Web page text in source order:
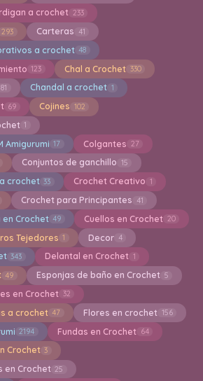
a crochet 233
293 Carteras 41
a crochet 48
123 Chal a Crochet 330
81 Chandal a crochet 1
69 Cojines 102
1
Amigurumi 17 Colgantes 27
Conjuntos de ganchillo 15
crochet 33 Crochet Creativo 1
Crochet para Principantes 41
en Crochet 49 Cuellos en Crochet 20
Tejedores 1 Decor 4
343 Delantal en Crochet 1
49 Esponjas de baño en Crochet 5
en Crochet 32
a crochet 47 Flores en crochet 156
2194 Fundas en Crochet 64
Crochet 3
en Crochet 25